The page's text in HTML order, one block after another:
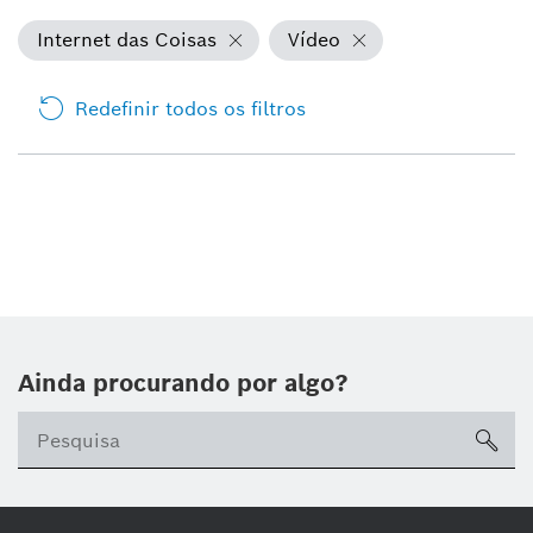
Internet das Coisas Vídeo
Redefinir todos os filtros
Ainda procurando por algo?